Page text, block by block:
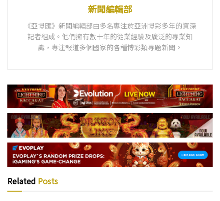
新聞編輯部
《亞博匯》新聞編輯部由多名專注於亞洲博彩多年的資深
記者組成。他們擁有數十年的從業經驗及廣泛的專業知
識，專注報道多個國家的各種博彩類專題新聞。
Related Posts